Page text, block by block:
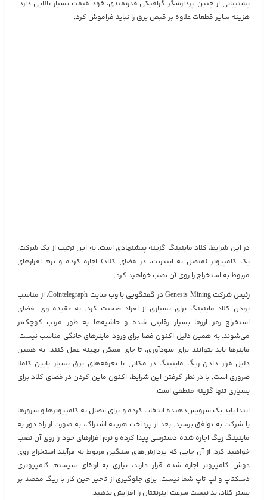
پشتیبانی از چنین پردازشگر گرافیکی قدرتمندی، خود قیمت بسیار بالایی دارد.
هزینه سایر قطعات علاوه بر قبض برق را نباید فراموش کرد.
در این شرایط، کلاد ماینینگ گزینه پیشنهادی است. به این ترتیب از یک شرکت،
یک کامپیوتر (متصل به اینترنت، در فضای کلاد) اجاره کرده و نرم افزارهای
مربوط به استخراج را روی آن نصب خواهید کرد.
رئیس شرکت Genesis Mining در گفتگویی با وب سایت Cointelegraph، از مناسب
بودن کلاد ماینینگ برای بسیاری از افراد صحبت کرد. به عقیده وی، فضای
استخراج رمز ارزها بسیار رقابتی شده و حاشیه‌ها به طور مرتب کوچک‌تر
می‌شوند. به همین دلیل اکنون فضا برای ورود ماینرهای خانگی مناسب نیست.
ماینرها باید بتوانند برای سودآوری، تا جای ممکن بهینه عمل کنند، به همین
دلیل قرار دادن ریگ ماینینگ در مکانی با تعرفه‌های برق بسیار پایین کاملا
ضروری است. با در نظر گرفتن این شرایط، اکنون ماین کردن در فضای کلاد برای
بسیاری تنها گزینه منطقی است.
ابتدا باید یک سرویس‌دهنده انتخاب کرده و برای اتصال به کامپیوترها و سرورها
با شرکت به توافق برسید. بعد از پرداخت هزینه اشتراک، به صورت از راه دور به
ماینینگ ریگ اجاره شده دسترسی پیدا کرده و نرم افزارهای خود را روی آن نصب
خواهید کرد. از آن جایی که پردازش‌های سنگین مربوط به فرآیند استخراج روی
دوش کامپیوتر اجاره شده قرار دارند، نیازی به ارتقای سیستم کامپیوتری
دسکتاپ و لپ تاپ شما نیست. برای جلوگیری از تاخیر حین کار با ریگ مقصد بر
بستر کلاد، بد نیست سرعت اینرنتتان را افزایش بدهید.